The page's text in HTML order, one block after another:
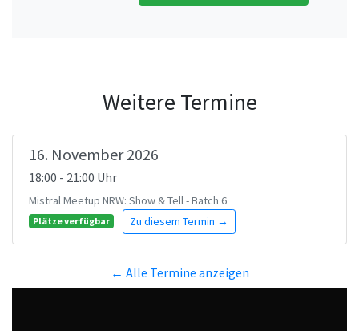
Weitere Termine
16. November 2026
18:00 - 21:00 Uhr
Mistral Meetup NRW: Show & Tell - Batch 6
Plätze verfügbar Zu diesem Termin →
← Alle Termine anzeigen